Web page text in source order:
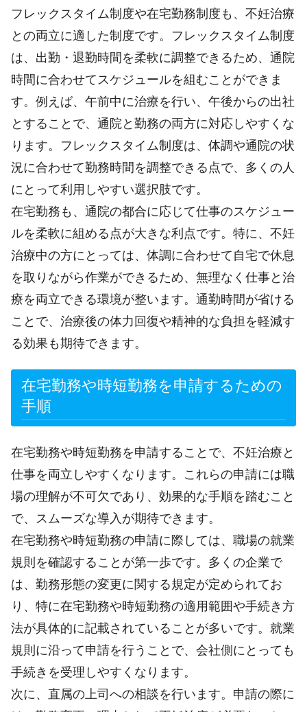
フレックスタイム制度や在宅勤務制度も、不妊治療
との両立に適した制度です。フレックスタイム制度
は、出勤・退勤時間を柔軟に調整できるため、通院
時間に合わせてスケジュールを組むことができま
す。例えば、午前中に治療を行い、午後からの出社
とすることで、通院と勤務の両方に対応しやすくな
ります。フレックスタイム制度は、体調や通院の状
況に合わせて勤務時間を調整できる点で、多くの人
にとって利用しやすい選択肢です。
在宅勤務も、通院の都合に応じて仕事のスケジュー
ルを柔軟に組める点が大きな利点です。特に、不妊
治療中の方にとっては、体調に合わせて自宅で休息
を取りながら作業ができるため、無理なく仕事と治
療を両立できる環境が整います。通勤時間が省ける
ことで、治療後の体力回復や精神的な負担を軽減す
る効果も期待できます。
在宅勤務や時短勤務を申請するための
手順
在宅勤務や時短勤務を申請することで、不妊治療と
仕事を両立しやすくなります。これらの申請には職
場の理解が不可欠であり、効果的な手順を踏むこと
で、スムーズな導入が期待できます。
在宅勤務や時短勤務の申請に際しては、職場の就業
規則を確認することが第一歩です。多くの企業で
は、勤務形態の変更に関する規定が定められてお
り、特に在宅勤務や時短勤務の適用範囲や手続き方
法が具体的に記載されていることが多いです。就業
規則に沿って申請を行うことで、会社側にとっても
手続きを受理しやすくなります。
次に、直属の上司への相談を行います。申請の際に